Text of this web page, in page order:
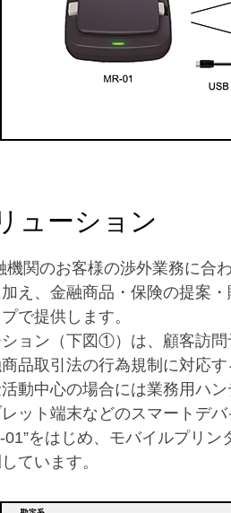
ューション
機関のお客様の渉外業務に合
え、金融商品・保険の提案
で提供します。
ョン（下図①）は、顧客訪
品取引法の行為規制に対応
動中心の場合には業務用ハ
ット端末などのスマートデ
01”をはじめ、モバイルプリ
ています。